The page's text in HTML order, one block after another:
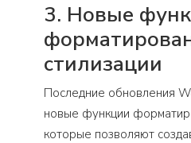
3. Новые
стилизации
Последние обновления
новые функции
которые позволяют